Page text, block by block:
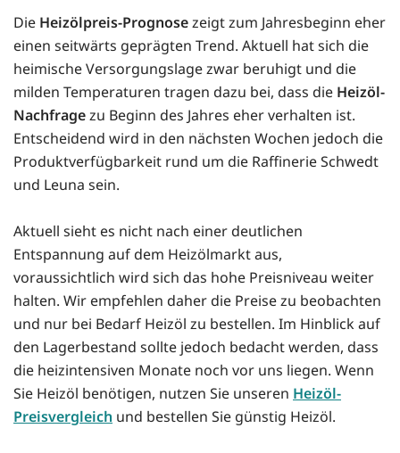
Die Heizölpreis-Prognosezeigt zum Jahresbeginn eher
einen seitwärts geprägten Trend. Aktuell hat sich die
heimische Versorgungslage zwar beruhigt und die
milden Temperaturen tragen dazu bei, dass die Heizöl-
Nachfragezu Beginn des Jahres eher verhalten ist.
Entscheidend wird in den nächsten Wochen jedoch die
Produktverfügbarkeit rund um die Raffinerie Schwedt
und Leuna sein.
Aktuell sieht es nicht nach einer deutlichen
Entspannung auf dem Heizölmarkt aus,
voraussichtlich wird sich das hohe Preisniveau weiter
halten. Wir empfehlen daher die Preise zu beobachten
und nur bei Bedarf Heizöl zu bestellen. Im Hinblick auf
den Lagerbestand sollte jedoch bedacht werden, dass
die heizintensiven Monate noch vor uns liegen. Wenn
Sie Heizöl benötigen, nutzen Sie unseren Heizöl-
Preisvergleich und bestellen Sie günstig Heizöl.